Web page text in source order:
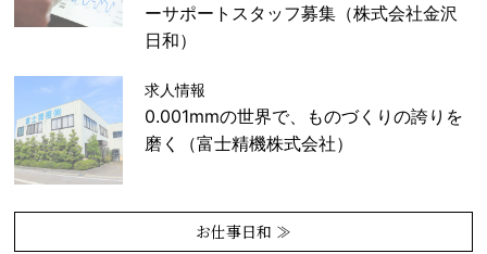
ーサポートスタッフ募集（株式会社金沢
日和）
求人情報
0.001mmの世界で、ものづくりの誇りを
磨く（富士精機株式会社）
お仕事日和 ≫